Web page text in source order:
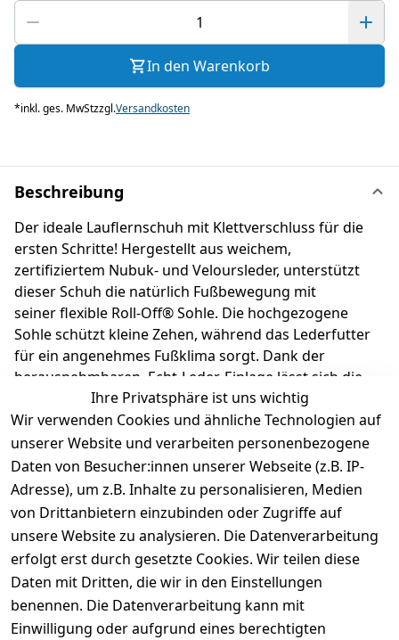
In den Warenkorb
*inkl. ges. MwStzzgl.Versandkosten
Beschreibung
Der ideale Lauflernschuh mit Klettverschluss für die
ersten Schritte! Hergestellt aus weichem,
zertifiziertem Nubuk- und Veloursleder, unterstützt
dieser Schuh die natürlich Fußbewegung mit
seiner flexible Roll-Off® Sohle. Die hochgezogene
Sohle schützt kleine Zehen, während das Lederfutter
für ein angenehmes Fußklima sorgt. Dank der
herausnehmbaren, Echt-Leder-Einlage lässt sich die
richtige Größe leicht bestimmen. Dein Kind steht nur
auf Natur pur! Richter Kinderschuhe - Kids shoes since
1893.
Produktdetails
Kundenrezensionen
Durchschnittliche Bewertung
0
Basierend auf 0 Bewertung(en)
Ihre Privatsphäre ist uns wichtig
Wir verwenden Cookies und ähnliche Technologien auf
unserer Website und verarbeiten personenbezogene
Daten von Besucher:innen unserer Webseite (z.B. IP-
Adresse), um z.B. Inhalte zu personalisieren, Medien
von Drittanbietern einzubinden oder Zugriffe auf
unsere Website zu analysieren. Die Datenverarbeitung
erfolgt erst durch gesetzte Cookies. Wir teilen diese
Daten mit Dritten, die wir in den Einstellungen
benennen. Die Datenverarbeitung kann mit
Einwilligung oder aufgrund eines berechtigten